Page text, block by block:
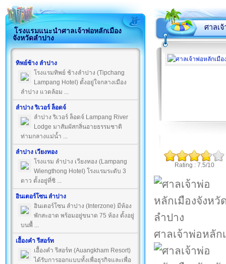
โรงแรมแนะนำศาลเจ้าพ่อหลักเมือง
จังหวัดลำปาง
ทิพย์ช้าง ลำปาง
โรงแรมทิพย์ ช้างลำปาง (Tipchang
Lampang Hotel) ตั้งอยู่ใจกลางเมือง
ลำปาง แวดล้อม ...
ลำปาง ริเวอร์ ล็อดจ์
ลำปาง ริเวอร์ ล็อดจ์ Lampang River
Lodge มาสัมผัสกลิ่นอายธรรมชาติ
ท่ามกลางแม่น้ำ ...
ลำปาง เวียงทอง
โรงแรม ลำปาง เวียงทอง (Lampang
Wiengthong Hotel) โรงแรมระดับ 3
ดาว ตั้งอยู่ที่ซิ ...
อินเตอร์โซน ลำปาง
อินเตอร์โซน ลำปาง (Interzone) มีห้อง
พักสะอาด พร้อมอยู่ขนาด 75 ห้อง ตั้งอยู่
บนพื้ ...
เอื้องคำ รีสอร์ท
เอื้องคำ รีสอร์ท (Auangkham Resort)
ได้รับการออกแบบทั้งเพื่อธุรกิจและเพื่อ
ศาลเ
Rating : 7.5/10
ศาลเจ้าพ่อหลัก